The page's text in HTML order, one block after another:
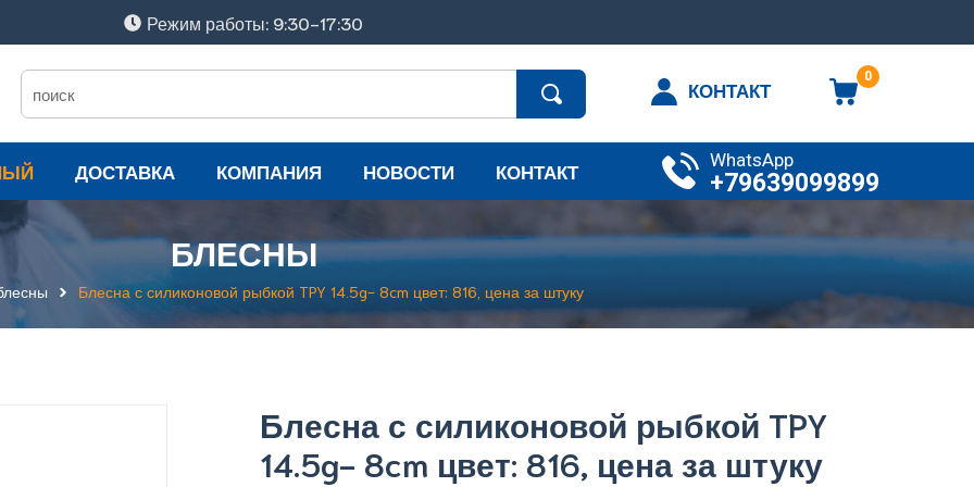
Режим работы: 9:30-17:30
0
КОНТАКТ
ДОСТАВКА КОМПАНИЯ НОВОСТИ КОНТАКТ WhatsApp
+79639099899
БЛЕСНЫ
Блесна с силиконовой рыбкой TPY 14.5g- 8cm цвет: 816, цена за штуку
Блесна с силиконовой рыбкой TPY
14.5g- 8cm цвет: 816, цена за штуку